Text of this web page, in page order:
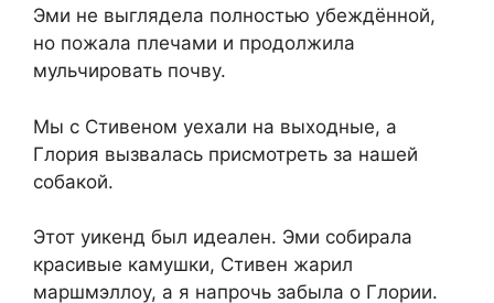
Эми не выглядела полностью убеждённой,
но пожала плечами и продолжила
мульчировать почву.
Мы с Стивеном уехали на выходные, а
Глория вызвалась присмотреть за нашей
собакой.
Этот уикенд был идеален. Эми собирала
красивые камушки, Стивен жарил
маршмэллоу, а я напрочь забыла о Глории.